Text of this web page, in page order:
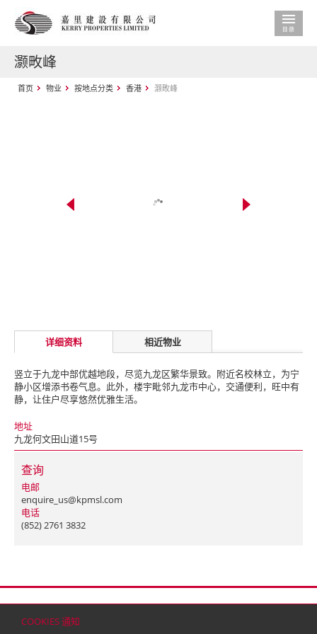
COOKIES 通知
灏畋峰
首页 物业 按地点分类 香港 灏畋峰
详细资料 相近物业
竖立于九龙中部优越地段，尽览九龙区繁华景致。附近名校林立，为宁
静小区增添书卷气息。此外，楼宇毗邻九龙市中心，交通便利，旺中有
静，让住户尽享悠然优雅生活。
地址
九龙何文田山道15号
查询
电邮
enquire_us@kpmsl.com
电话
(852) 2761 3832
© 2026 嘉里建设有限公司 (于百慕达注册成立之有限公司)